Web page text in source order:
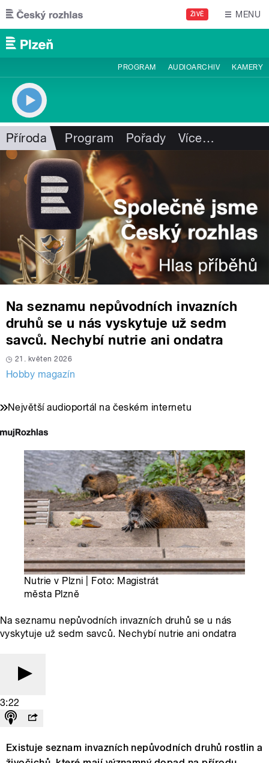
Přejít k hlavnímu obsahu
ŽIVĚ MENU
PROGRAM AUDIOARCHIV KAMERY
Příroda Program Pořady Více…
Na seznamu nepůvodních invazních
druhů se u nás vyskytuje už sedm
savců. Nechybí nutrie ani ondatra
21. květen 2026
Hobby magazín
Největší audioportál na českém internetu
Nutrie v Plzni | Foto: Magistrát
města Plzně
Na seznamu nepůvodních invazních druhů se u nás
vyskytuje už sedm savců. Nechybí nutrie ani ondatra
3:22
Existuje seznam invazních nepůvodních druhů rostlin a